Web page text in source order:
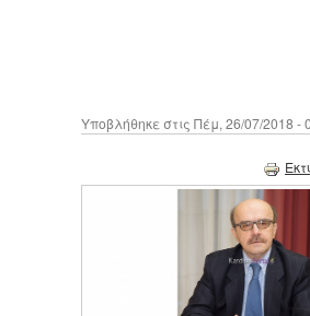
Υποβλήθηκε στις Πέμ, 26/07/2018 -